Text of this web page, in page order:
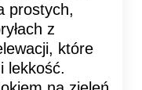
prostych,
z
które
lekkość.